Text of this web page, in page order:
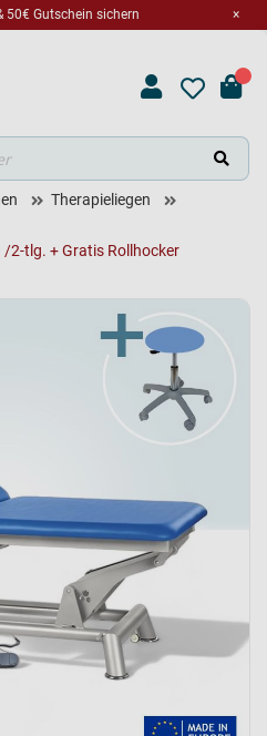
×
50€ Gutschein sichern
Therapieliegen
2-tlg. + Gratis Rollhocker